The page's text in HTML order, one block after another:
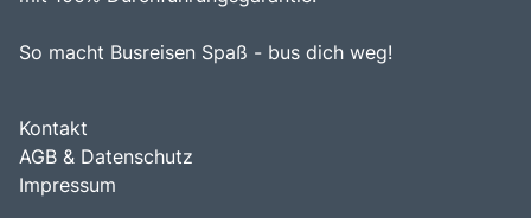
So macht Busreisen Spaß - bus dich weg!
Kontakt
AGB & Datenschutz
Impressum